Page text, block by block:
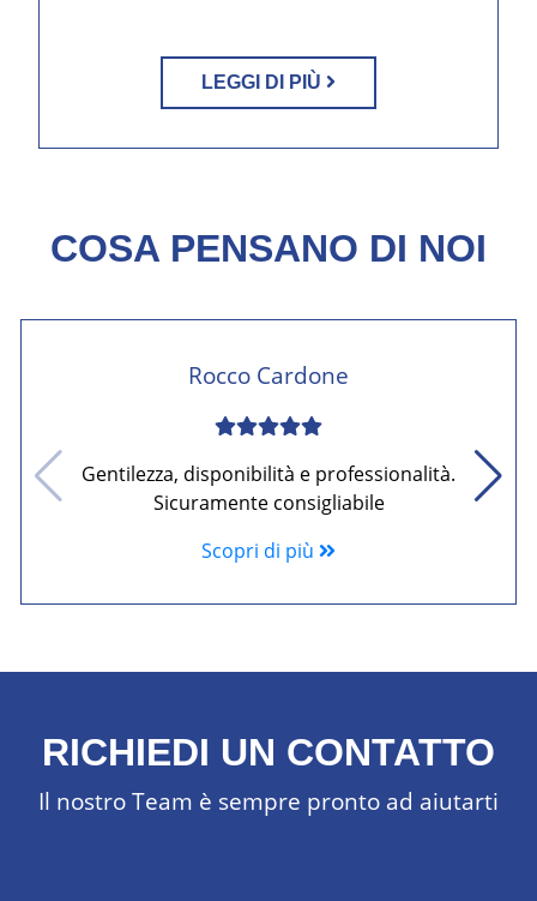
LEGGI DI PIÙ
COSA PENSANO DI NOI
Rocco Cardone
Gentilezza, disponibilità e professionalità.
Sicuramente consigliabile
Scopri di più
RICHIEDI UN CONTATTO
Il nostro Team è sempre pronto ad aiutarti